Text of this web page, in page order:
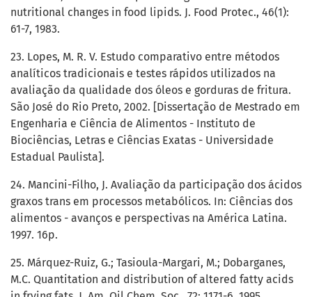
nutritional changes in food lipids. J. Food Protec., 46(1):
61-7, 1983.
23. Lopes, M. R. V. Estudo comparativo entre métodos
analíticos tradicionais e testes rápidos utilizados na
avaliação da qualidade dos óleos e gorduras de fritura.
São José do Rio Preto, 2002. [Dissertação de Mestrado em
Engenharia e Ciência de Alimentos - Instituto de
Biociências, Letras e Ciências Exatas - Universidade
Estadual Paulista].
24. Mancini-Filho, J. Avaliação da participação dos ácidos
graxos trans em processos metabólicos. In: Ciências dos
alimentos - avanços e perspectivas na América Latina.
1997. 16p.
25. Márquez-Ruiz, G.; Tasioula-Margari, M.; Dobarganes,
M.C. Quantitation and distribution of altered fatty acids